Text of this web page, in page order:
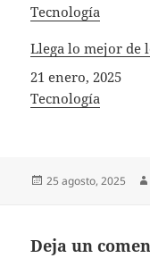
In relation to
Tecnología
Llega lo mejor de
Fecha
21 enero, 2025
In relation to
Tecnología
Publicado
25 agosto, 2025
Deja un